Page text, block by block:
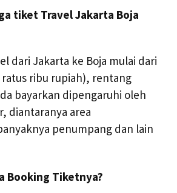
tiket Travel Jakarta Boja
dari Jakarta ke Boja mulai dari
ratus ribu rupiah), rentang
bayarkan dipengaruhi oleh
diantaranya area
penumpang dan lain
Booking Tiketnya?